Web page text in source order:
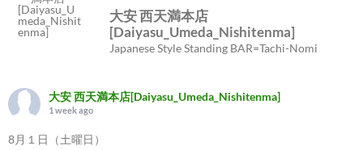
大安 西天満本店
[Daiyasu_Umeda_Nishitenma]
Japanese Style Standing BAR=Tachi-Nomi
大安 西天満本店[Daiyasu_Umeda_Nishitenma]
1 week ago
8月１日（土曜日）